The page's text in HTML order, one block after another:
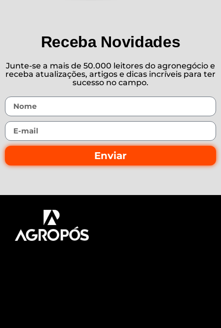
Receba Novidades
Junte-se a mais de 50.000 leitores do agronegócio e
receba atualizações, artigos e dicas incríveis para ter
sucesso no campo.
Enviar